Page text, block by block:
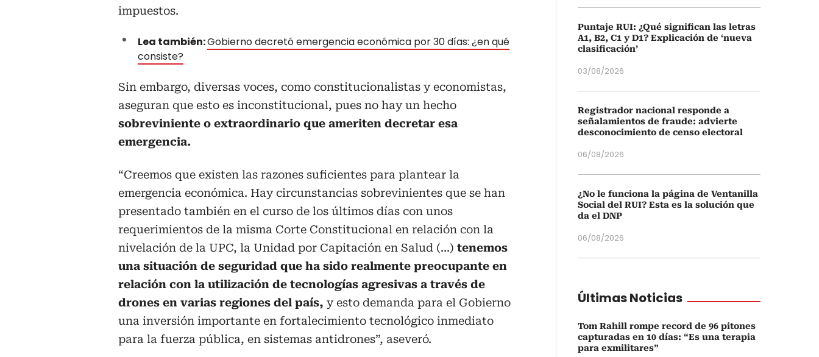
impuestos.
Lea también:Gobierno decretó emergencia económica por 30 días: ¿en qué
consiste?
Sin embargo, diversas voces, como constitucionalistas y economistas,
aseguran que esto es inconstitucional, pues no hay un hecho
sobreviniente o extraordinario que ameriten decretar esa
emergencia.
“Creemos que existen las razones suficientes para plantear la
emergencia económica. Hay circunstancias sobrevinientes que se han
presentado también en el curso de los últimos días con unos
requerimientos de la misma Corte Constitucional en relación con la
nivelación de la UPC, la Unidad por Capitación en Salud (...) tenemos
una situación de seguridad que ha sido realmente preocupante en
relación con la utilización de tecnologías agresivas a través de
drones en varias regiones del país, y esto demanda para el Gobierno
una inversión importante en fortalecimiento tecnológico inmediato
para la fuerza pública, en sistemas antidrones”, aseveró.
Puntaje RUI: ¿Qué significan las letras
A1, B2, C1 y D1? Explicación de ‘nueva
clasificación’
03/08/2026
Registrador nacional responde a
señalamientos de fraude: advierte
desconocimiento de censo electoral
06/08/2026
¿No le funciona la página de Ventanilla
Social del RUI? Esta es la solución que
da el DNP
06/08/2026
Últimas Noticias
Tom Rahill rompe record de 96 pitones
capturadas en 10 días: “Es una terapia
para exmilitares”